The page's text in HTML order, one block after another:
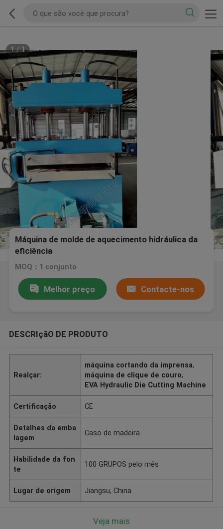
1/1
Máquina de molde de aquecimento hidráulica da
eficiência
MOQ：1 conjunto
Melhor preço Contacte-nos
DESCRIçãO DE PRODUTO
Realçar:
máquina cortando da imprensa,
máquina de clique de couro,
EVA Hydraulic Die Cutting Machine
Certificação CE
Detalhes da emba
lagem
Caso de madeira
Habilidade da fon
te
100 GRUPOS pelo mês
Lugar de origem Jiangsu, China
Veja mais